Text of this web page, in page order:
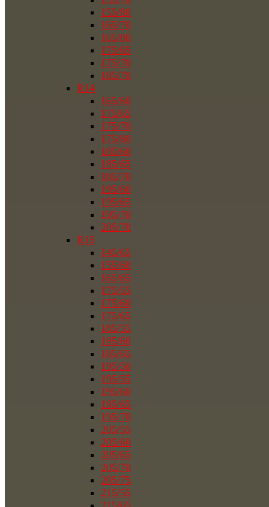
155/80
165/70
165/80
175/65
175/70
185/70
R14
165/60
175/65
175/70
175/80
185/60
185/65
185/70
195/60
195/65
195/70
205/70
R15
145/65
155/60
165/65
175/55
175/60
175/65
185/55
185/60
185/65
195/50
195/55
195/60
195/65
195/70
205/55
205/60
205/65
205/70
205/75
215/55